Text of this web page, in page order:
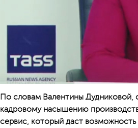
По словам Валентины Дудниковой,
кадровому насыщению
сервис, который даст